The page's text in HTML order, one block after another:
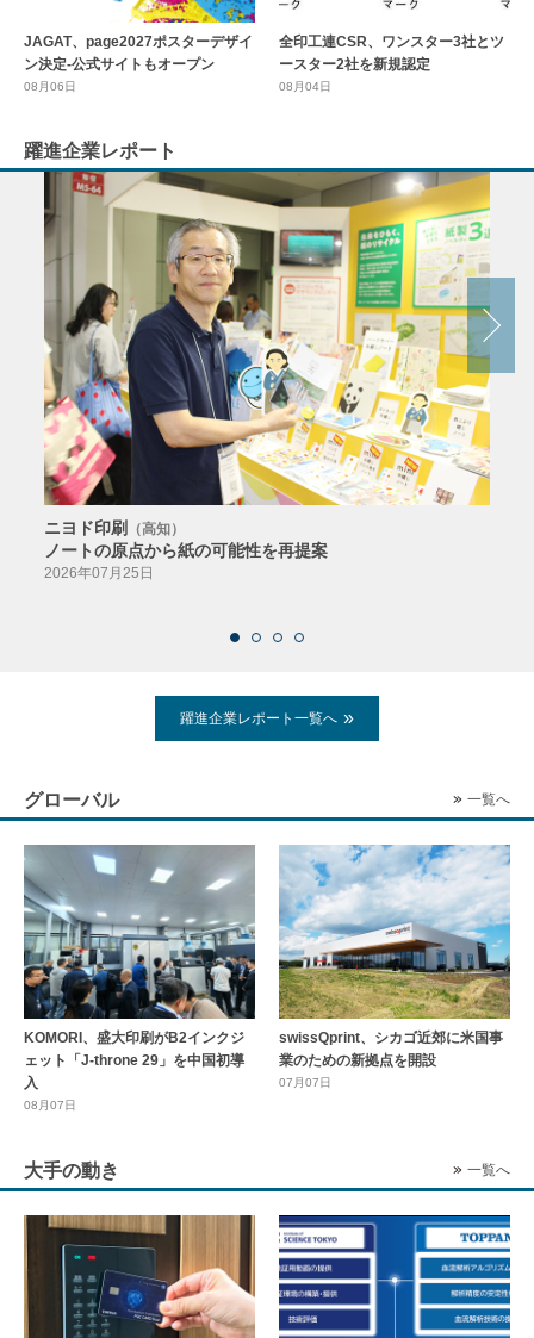
JAGAT、page2027ポスターデザイ
ン決定-公式サイトもオープン
08月06日
全印工連CSR、ワンスター3社とツ
ースター2社を新規認定
08月04日
躍進企業レポート
ニヨド印刷 （高知）
ノートの原点から紙の可能性を再提案
2026年07月25日
躍進企業レポート一覧へ
グローバル 一覧へ
KOMORI、盛大印刷がB2インクジ
ェット「J-throne 29」を中国初導
入
08月07日
swissQprint、シカゴ近郊に⽶国事
業のための新拠点を開設
07月07日
大手の動き 一覧へ